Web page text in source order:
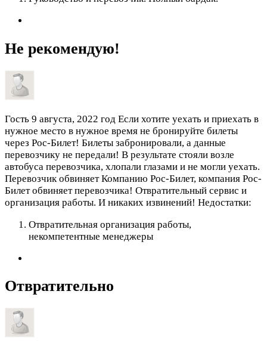
Не рекомендую!
Гость 9 августа, 2022 год Если хотите уехать и приехать в
нужное место в нужное время не бронируйте билеты
через Рос-Билет! Билеты забронировали, а данные
перевозчику не передали! В результате стояли возле
автобуса перевозчика, хлопали глазами и не могли уехать.
Перевозчик обвиняет Компанию Рос-Билет, компания Рос-
Билет обвиняет перевозчика! Отвратительный сервис и
организация работы. И никаких извинений! Недостатки:
Отвратительная организация работы,
некомпетентные менеджеры
Отвратительно